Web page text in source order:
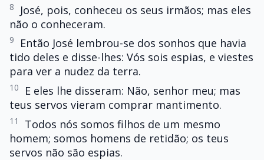
8
José, pois, conheceu os seus irmãos; mas eles
não o conheceram.
9
Então José lembrou-se dos sonhos que havia
tido deles e disse-lhes: Vós sois espias, e viestes
para ver a nudez da terra.
10
E eles lhe disseram: Não, senhor meu; mas
teus servos vieram comprar mantimento.
11
Todos nós somos filhos de um mesmo
homem; somos homens de retidão; os teus
servos não são espias.